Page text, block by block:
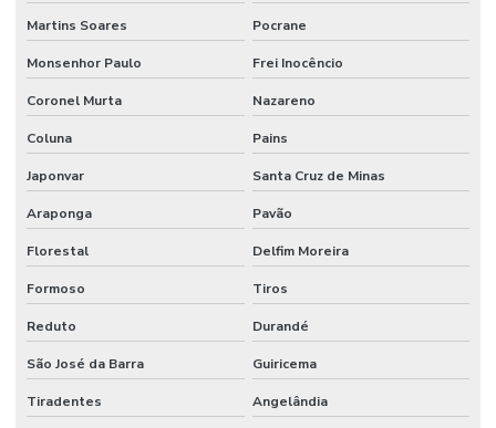
Martins Soares Pocrane
Monsenhor Paulo Frei Inocêncio
Coronel Murta Nazareno
Coluna Pains
Japonvar Santa Cruz de Minas
Araponga Pavão
Florestal Delfim Moreira
Formoso Tiros
Reduto Durandé
São José da Barra Guiricema
Tiradentes Angelândia